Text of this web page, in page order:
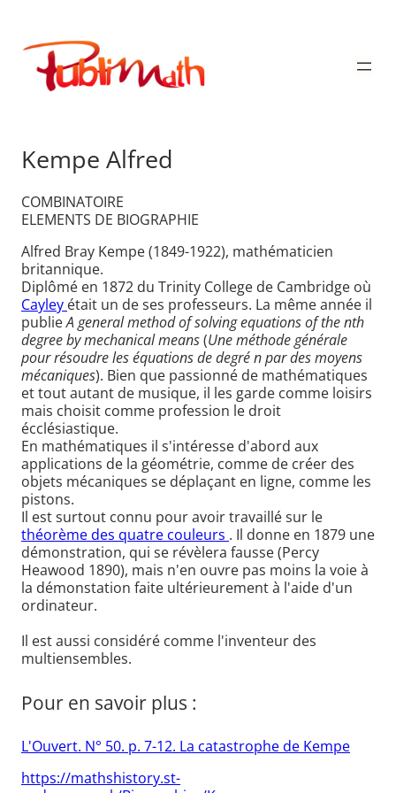
contenu
Publimath
Kempe Alfred
COMBINATOIRE
ELEMENTS DE BIOGRAPHIE
Alfred Bray Kempe (1849-1922), mathématicien
britannique.
Diplômé en 1872 du Trinity College de Cambridge où
Cayley était un de ses professeurs. La même année il
publieA general method of solving equations of the nth
degree by mechanical means(Une méthode générale
pour résoudre les équations de degré n par des moyens
mécaniques). Bien que passionné de mathématiques
et tout autant de musique, il les garde comme loisirs
mais choisit comme profession le droit
écclésiastique.
En mathématiques il s'intéresse d'abord aux
applications de la géométrie, comme de créer des
objets mécaniques se déplaçant en ligne, comme les
pistons.
Il est surtout connu pour avoir travaillé sur le
théorème des quatre couleurs . Il donne en 1879 une
démonstration, qui se révèlera fausse (Percy
Heawood 1890), mais n'en ouvre pas moins la voie à
la démonstation faite ultérieurement à l'aide d'un
ordinateur.
Il est aussi considéré comme l'inventeur des
multiensembles.
Pour en savoir plus :
L'Ouvert. N° 50. p. 7-12. La catastrophe de Kempe
https://mathshistory.st-